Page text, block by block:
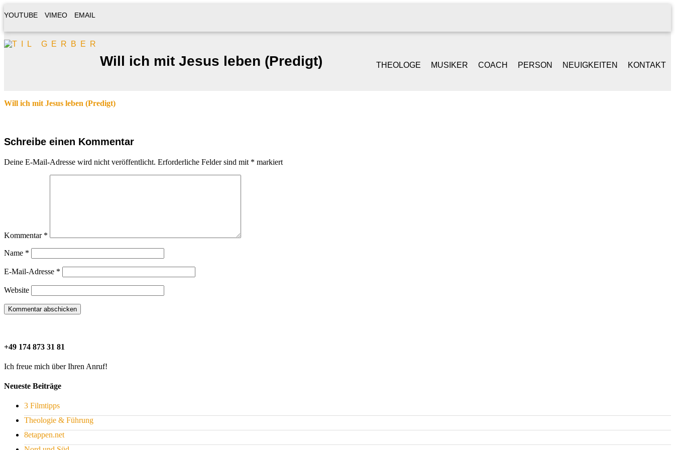
YOUTUBE VIMEO EMAIL
THEOLOGE MUSIKER COACH PERSON NEUIGKEITEN KONTAKT
Will ich mit Jesus leben (Predigt)
Will ich mit Jesus leben (Predigt)
Schreibe einen Kommentar
Deine E-Mail-Adresse wird nicht veröffentlicht. Erforderliche Felder sind mit * markiert
Kommentar *
Name *
E-Mail-Adresse *
Website
+49 174 873 31 81
Ich freue mich über Ihren Anruf!
Neueste Beiträge
3 Filmtipps
Theologie & Führung
8etappen.net